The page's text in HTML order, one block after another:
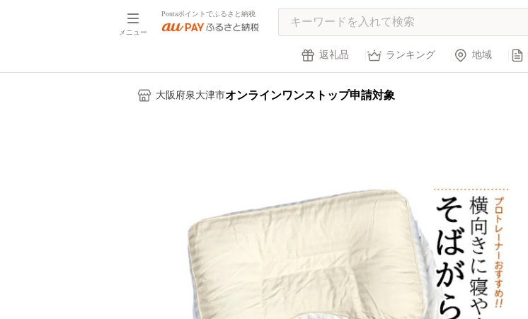
メニュー
Pontaポイントでふるさと納税
返礼品 ランキング 地域
大阪府泉大津市オンラインワンストップ申請対象